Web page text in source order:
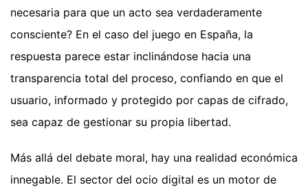
necesaria para que un acto sea verdaderamente
consciente? En el caso del juego en España, la
respuesta parece estar inclinándose hacia una
transparencia total del proceso, confiando en que el
usuario, informado y protegido por capas de cifrado,
sea capaz de gestionar su propia libertad.
Más allá del debate moral, hay una realidad económica
innegable. El sector del ocio digital es un motor de